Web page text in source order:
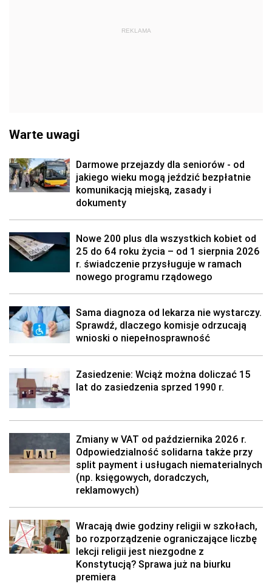
REKLAMA
Warte uwagi
Darmowe przejazdy dla seniorów - od
jakiego wieku mogą jeździć bezpłatnie
komunikacją miejską, zasady i
dokumenty
Nowe 200 plus dla wszystkich kobiet od
25 do 64 roku życia – od 1 sierpnia 2026
r. świadczenie przysługuje w ramach
nowego programu rządowego
Sama diagnoza od lekarza nie wystarczy.
Sprawdź, dlaczego komisje odrzucają
wnioski o niepełnosprawność
Zasiedzenie: Wciąż można doliczać 15
lat do zasiedzenia sprzed 1990 r.
Zmiany w VAT od października 2026 r.
Odpowiedzialność solidarna także przy
split payment i usługach niematerialnych
(np. księgowych, doradczych,
reklamowych)
Wracają dwie godziny religii w szkołach,
bo rozporządzenie ograniczające liczbę
lekcji religii jest niezgodne z
Konstytucją? Sprawa już na biurku
premiera